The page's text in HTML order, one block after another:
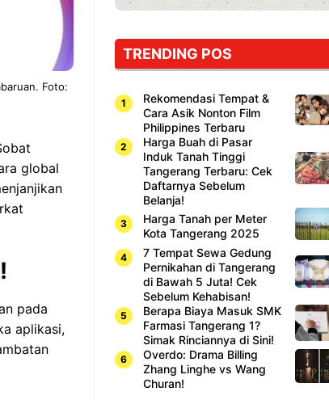
Foto:
global
pada
aplikasi,
Dicoba,
Cuma
Sushi!
TRENDING POS
Rekomendasi Tempat &
Cara Asik Nonton Film
Philippines Terbaru
Harga Buah di Pasar
Induk Tanah Tinggi
Tangerang Terbaru: Cek
Daftarnya Sebelum
Belanja!
Harga Tanah per Meter
Kota Tangerang 2025
7 Tempat Sewa Gedung
Pernikahan di Tangerang
di Bawah 5 Juta! Cek
Sebelum Kehabisan!
Berapa Biaya Masuk SMK
Farmasi Tangerang 1?
Simak Rinciannya di Sini!
Overdo: Drama Billing
Zhang Linghe vs Wang
Churan!